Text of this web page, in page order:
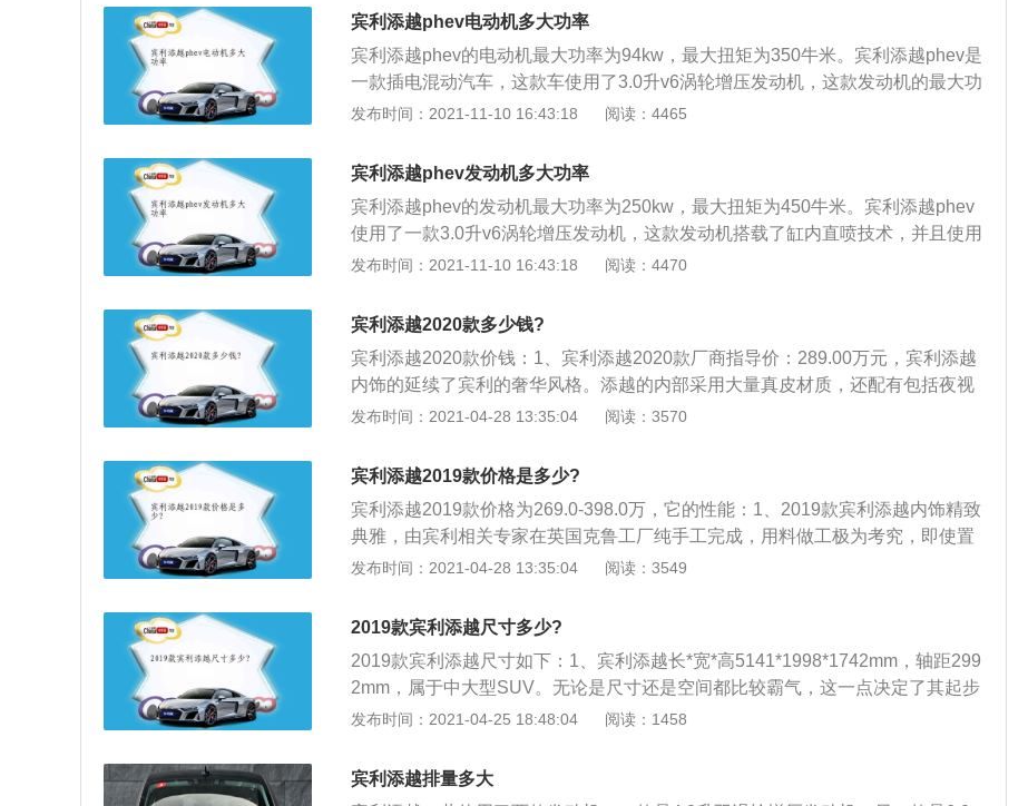
器。宾利添越的前悬架使用了多连杆独立悬架，后悬架也使用了多连杆独立悬
架。前后都使用多连杆独立悬架可以提高汽车底盘的行驶质感，还可以提高汽车
的操控性和舒适性。
为350牛米。这款车使用了8at变速箱。8at变速箱的换挡平顺性是更好的，这种变
速箱的可靠性耐用性也是更好的。宾利添越phev的前悬架使用了双叉臂独立悬
架，后悬架使用了多连杆独立悬架。宾利添越phev搭载了全时四驱系统，并且配
备了托森中央差速器。配备托森中央差速器的全时四驱系统性能是非常强大的。
如果大家对宾利添越phev感兴趣，可以去试驾一下这款车，这款车的动力是比较
动汽车与普通的油电混动汽车是不同的。普通的油电混动汽车是无法使用外部电
源给电池充电的，插电混动汽车可以使用外部电源给汽车电池充电。
宾利添越phev电动机多大功率
宾利添越phev的电动机最大功率为94kw，最大扭矩为350牛米。宾利添越phev是
一款插电混动汽车，这款车使用了3.0升v6涡轮增压发动机，这款发动机的最大功
率为250kw，最大扭矩为450牛米。这款发动机搭载了缸内直喷技术，并且使用
性是非常好的，这款变速箱的换挡平顺性也是非常好的。宾利添越phev的前悬架
使用了双叉臂独立悬架，后悬架使用了多连杆独立悬架。双叉臂悬架是一种比较
高级的悬架，这种悬架是由上下两个叉臂组成的，上下两个叉臂之间还有一个连
杆。双叉臂悬架可以抑制车身的侧倾幅度，还可以抑制刹车点头现象。多连杆悬
架是基于双叉臂悬架改进而来的，这种悬架是将双叉臂悬架的两个叉臂改成了单
抓地力提高了，车子的操控性和舒适性也会提高。如果大家对宾利添越phev感兴
趣，可以去试驾一下这款车，这款车舒适性不错，配置也是非常高的。
发布时间：2021-11-10 16:43:18 阅读：4465
宾利添越phev发动机多大功率
宾利添越phev的发动机最大功率为250kw，最大扭矩为450牛米。宾利添越phev
使用了一款3.0升v6涡轮增压发动机，这款发动机搭载了缸内直喷技术，并且使用
了铝合金缸盖缸体。与这款发动机匹配的电动机最大功率为94kw，最大扭矩为35
的可靠性耐用性也是更好的。宾利添越phev的前悬架使用了双叉臂独立悬架，后
悬架使用了多连杆独立悬架。双叉臂独立悬架可以抑制车身的侧倾幅度，还可以
抑制刹车点头现象。多连杆独立悬架其实是基于双叉臂悬架改进而来的，这种悬
架是将双叉臂悬架的两个叉臂改成了单独的连杆。多连杆悬架可以提高车轮的贴
地性能，这样可以提高车轮的抓地力，抓地力提高了，车子的操控性也会提高。
8毫米，1727毫米，轴距为2995毫米。如果大家对宾利添越phev感兴趣，可以去
试驾一下这款车，这款车的舒适性是非常好的，并且配置也是非常高的。
发布时间：2021-11-10 16:43:18 阅读：4470
宾利添越2020款多少钱?
宾利添越2020款价钱：1、宾利添越2020款厂商指导价：289.00万元，宾利添越
内饰的延续了宾利的奢华风格。添越的内部采用大量真皮材质，还配有包括夜视
系统、抬头显示、触控式发动机停启按键以及带导航功能的全液晶高清仪表盘
大输出功率为608马力\/6000rpm（447kW），峰值扭矩为900牛·米\/1250-4500rp
m；3、传动系统与发动机匹配的是8速自动变速箱。官方称，该车0-100km\/h加
速时间为4.1秒，最高时速可达到301km\/h。
发布时间：2021-04-28 13:35:04 阅读：3570
宾利添越2019款价格是多少?
宾利添越2019款价格为269.0-398.0万，它的性能：1、2019款宾利添越内饰精致
典雅，由宾利相关专家在英国克鲁工厂纯手工完成，用料做工极为考究，即使置
身车外亦显而易见。内饰整体风格成飞翼式设计，在功能区设计上，采用了传统
发现，它更适合驾驶，面对着方向盘的这个位置才是最被重视的；2、启动键被
集成在驾驶模式旋钮上，相比需要稍稍欠身去按的传统位置，这里更顺手些。随
着对环保的重视，就连这种超豪华座驾也配备了启停系统，以达到节省燃油的目
的。来自采埃孚的8速变速箱表现堪称完美，强大的扭矩并没有给它带来压力，
换挡如丝般顺滑；3、2019款宾利添越座席肩部钻石纹绗缝工艺，剪裁精巧，仿
整体驾驶舱，基于座席之上刺绣宾利徽章所洋溢的对称风格设计，庄重而别致。
发布时间：2021-04-28 13:35:04 阅读：3549
2019款宾利添越尺寸多少?
2019款宾利添越尺寸如下：1、宾利添越长*宽*高5141*1998*1742mm，轴距299
2mm，属于中大型SUV。无论是尺寸还是空间都比较霸气，这一点决定了其起步
很高。从品牌价值和内饰水平来看，宾利添越维持了手工打造，因此无论是顶级
Bentagya就是宾利向超豪华SUV市场迈出的第一步，对于首次打造超豪华SUV的
宾利来说，如何在这款车上展示它们对于超豪华SUV的理解，一定非常有看点；
发布时间：2021-04-25 18:48:04 阅读：1458
宾利添越排量多大